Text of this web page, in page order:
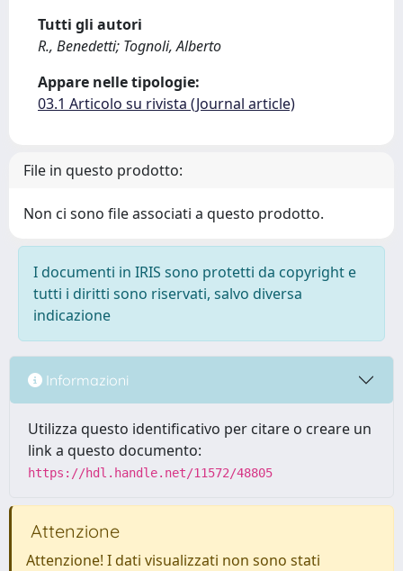
Tutti gli autori
R., Benedetti; Tognoli, Alberto
Appare nelle tipologie:
03.1 Articolo su rivista (Journal article)
File in questo prodotto:
Non ci sono file associati a questo prodotto.
I documenti in IRIS sono protetti da copyright e
tutti i diritti sono riservati, salvo diversa
indicazione
Informazioni
Utilizza questo identificativo per citare o creare un
link a questo documento:
https://hdl.handle.net/11572/48805
Attenzione
Attenzione! I dati visualizzati non sono stati